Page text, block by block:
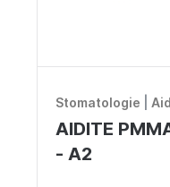
Stomatologie
AIDITE
- A2